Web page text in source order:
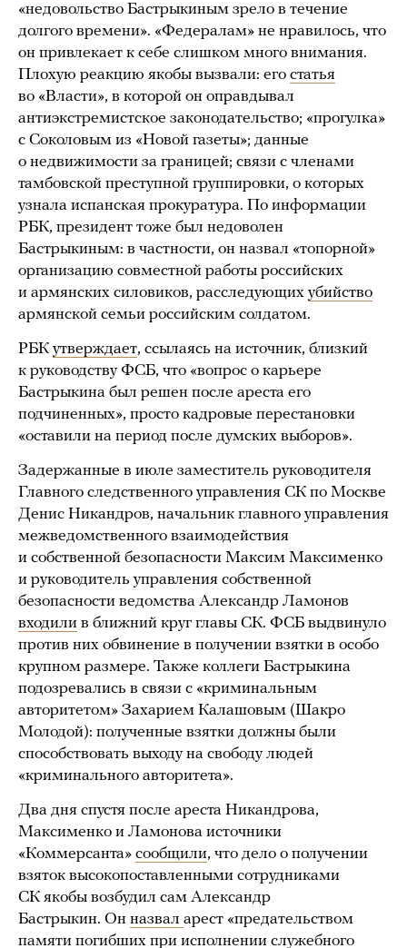
«недовольство Бастрыкиным зрело в течение
долгого времени». «Федералам» не нравилось, что
он привлекает к себе слишком много внимания.
Плохую реакцию якобы вызвали: его статья
во «Власти», в которой он оправдывал
антиэкстремистское законодательство; «прогулка»
с Соколовым из «Новой газеты»; данные
о недвижимости за границей; связи с членами
тамбовской преступной группировки, о которых
узнала испанская прокуратура. По информации
РБК, президент тоже был недоволен
Бастрыкиным: в частности, он назвал «топорной»
организацию совместной работы российских
и армянских силовиков, расследующих убийство
армянской семьи российским солдатом.
РБК утверждает, ссылаясь на источник, близкий
к руководству ФСБ, что «вопрос о карьере
Бастрыкина был решен после ареста его
подчиненных», просто кадровые перестановки
«оставили на период после думских выборов».
Задержанные в июле заместитель руководителя
Главного следственного управления СК по Москве
Денис Никандров, начальник главного управления
межведомственного взаимодействия
и собственной безопасности Максим Максименко
и руководитель управления собственной
безопасности ведомства Александр Ламонов
входили в ближний круг главы СК. ФСБ выдвинуло
против них обвинение в получении взятки в особо
крупном размере. Также коллеги Бастрыкина
подозревались в связи с «криминальным
авторитетом» Захарием Калашовым (Шакро
Молодой): полученные взятки должны были
способствовать выходу на свободу людей
«криминального авторитета».
Два дня спустя после ареста Никандрова,
Максименко и Ламонова источники
«Коммерсанта» сообщили, что дело о получении
взяток высокопоставленными сотрудниками
СК якобы возбудил сам Александр
Бастрыкин. Он назвал арест «предательством
памяти погибших при исполнении служебного